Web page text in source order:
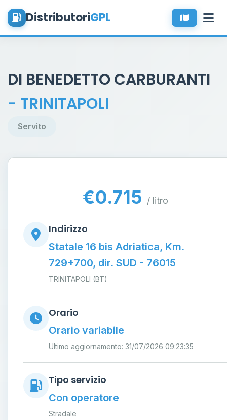
DistributoriGPL
DI BENEDETTO CARBURANTI
- TRINITAPOLI
Servito
€0.715 / litro
Indirizzo
Statale 16 bis Adriatica, Km.
729+700, dir. SUD - 76015
TRINITAPOLI (BT)
Orario
Orario variabile
Ultimo aggiornamento: 31/07/2026 09:23:35
Tipo servizio
Con operatore
Stradale